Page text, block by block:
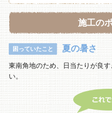
施工の
困っていたこと 夏の暑さ
東南角地のため、日当たりが良
い。